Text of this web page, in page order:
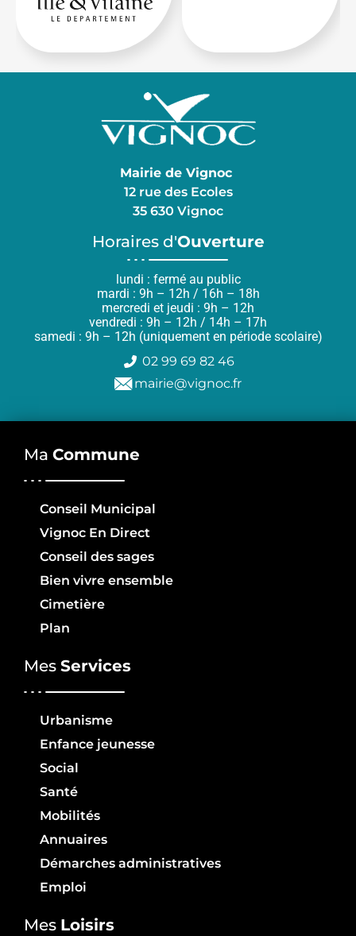
Mairie de Vignoc
12 rue des Ecoles
35 630 Vignoc
Horaires d'Ouverture
lundi : fermé au public
mardi : 9h – 12h / 16h – 18h
mercredi et jeudi : 9h – 12h
vendredi : 9h – 12h / 14h – 17h
samedi : 9h – 12h (uniquement en période scolaire)
02 99 69 82 46
mairie@vignoc.fr
Ma Commune
Conseil Municipal
Vignoc En Direct
Conseil des sages
Bien vivre ensemble
Cimetière
Plan
Mes Services
Urbanisme
Enfance jeunesse
Social
Santé
Mobilités
Annuaires
Démarches administratives
Emploi
Mes Loisirs